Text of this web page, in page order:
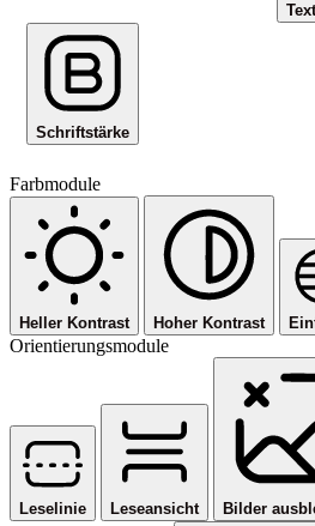
Schriftstärke
Farbmodule
Heller Kontrast Hoher Kontrast
Orientierungsmodule
Leselinie Leseansicht Bilder